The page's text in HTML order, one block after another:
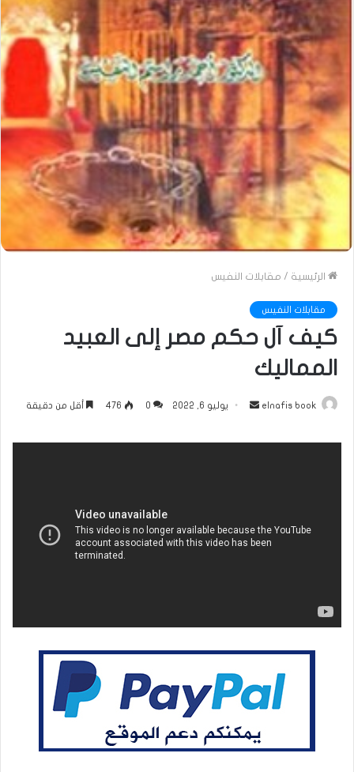
الرئيسية / مقابلات النفيس
مقابلات النفيس
كيف آل حكم مصر إلى العبيد
المماليك
elnafis book
أرسل
إلكترونيا
يوليو 6, 2022 0
476 أقل من دقيقة